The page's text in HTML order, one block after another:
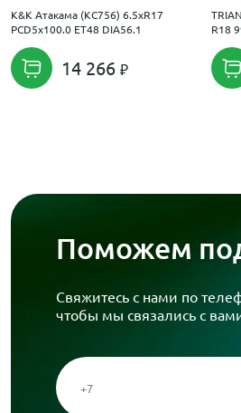
K&K Атакама (КС756) 6.5xR17
PCD5x100.0 ET48 DIA56.1
14 266
R18
Поможем
Свяжитесь с нами по
чтобы мы связались с